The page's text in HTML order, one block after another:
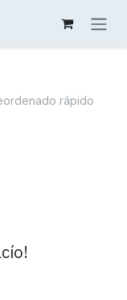
rápido